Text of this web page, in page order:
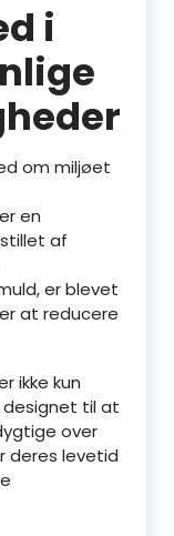
i
om miljøet
en
af
er blevet
at reducere
ikke kun
designet til at
over
deres levetid